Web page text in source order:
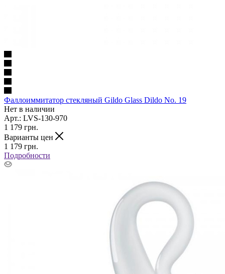
Фаллоиммитатор стекляный Gildo Glass Dildo No. 19
Нет в наличии
Арт.: LVS-130-970
1 179 грн.
Варианты цен
1 179 грн.
Подробности